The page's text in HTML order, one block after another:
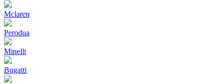
Mclaren
Perodua
Minellt
Bugatti